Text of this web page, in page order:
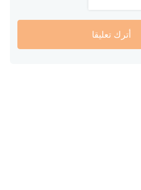
أترك تعليقا